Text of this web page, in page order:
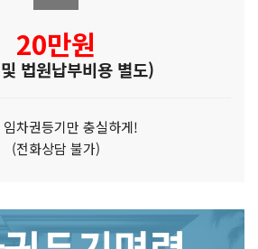
20만원
법원납부비용 별도)
차권등기만 충실하게!
(전화상담 불가)